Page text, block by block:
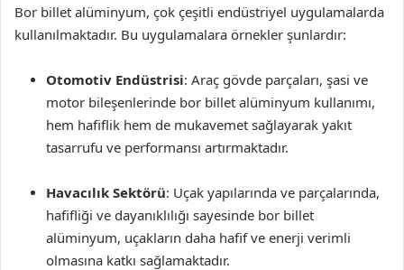
Bor billet alüminyum, çok çeşitli endüstriyel uygulamalarda
kullanılmaktadır. Bu uygulamalara örnekler şunlardır:
Otomotiv Endüstrisi: Araç gövde parçaları, şasi ve
motor bileşenlerinde bor billet alüminyum kullanımı,
hem hafiflik hem de mukavemet sağlayarak yakıt
tasarrufu ve performansı artırmaktadır.
Havacılık Sektörü: Uçak yapılarında ve parçalarında,
hafifliği ve dayanıklılığı sayesinde bor billet
alüminyum, uçakların daha hafif ve enerji verimli
olmasına katkı sağlamaktadır.